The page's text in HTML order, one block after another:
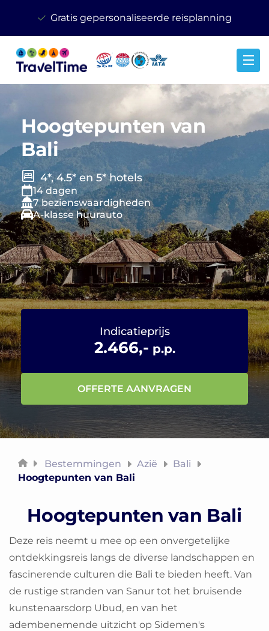
Gratis gepersonaliseerde reisplanning
Hoogtepunten van
Bali
4*, 4.5* en 5* hotels
14 dagen
7 bezienswaardigheden
A-klasse huurauto
Indicatieprijs
2.466,- p.p.
OFFERTE AANVRAGEN
Bestemmingen Azië
Bali
Hoogtepunten van Bali
Hoogtepunten van Bali
Deze reis neemt u mee op een onvergetelijke
ontdekkingsreis langs de diverse landschappen en
fascinerende culturen die Bali te bieden heeft. Van
de rustige stranden van Sanur tot het bruisende
kunstenaarsdorp Ubud, en van het
adembenemende uitzicht op Sidemen's